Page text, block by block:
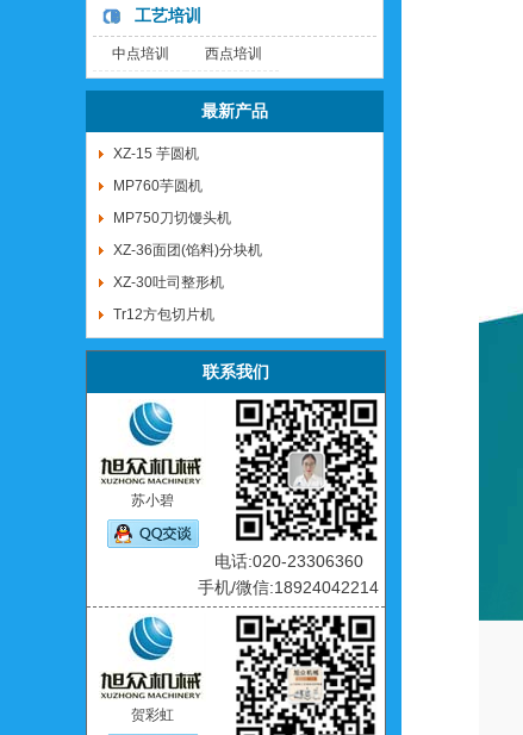
器
工艺培训
中点培训 西点培训
最新产品
XZ-15 芋圆机
MP760芋圆机
MP750刀切馒头机
XZ-36面团(馅料)分块机
XZ-30吐司整形机
Tr12方包切片机
联系我们
苏小碧
电话:020-23306360
手机/微信:18924042214
贺彩虹